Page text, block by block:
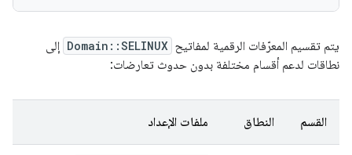
يتم تقسيم المعرّفات الرقمية لمفاتيح Domain::SELINUX إلى
نطاقات لدعم أقسام مختلفة بدون حدوث تعارضات:
القسم النطاق ملفات الإعداد